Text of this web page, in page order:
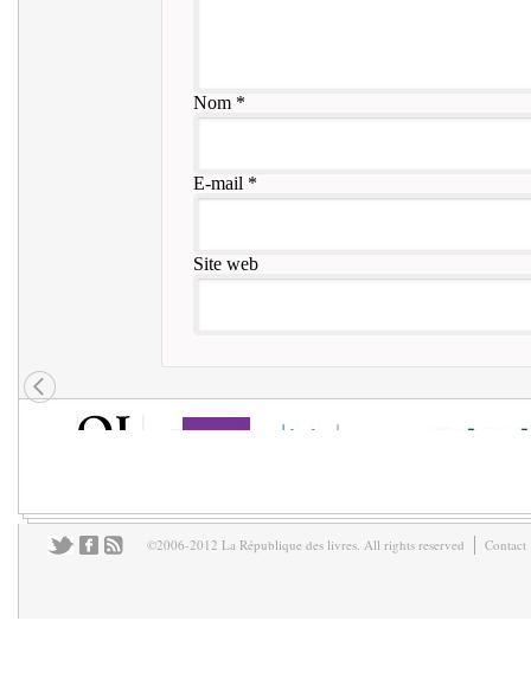
Nom*
E-mail *
Site web
©2006-2012 La République des livres. All rights reserved Contact